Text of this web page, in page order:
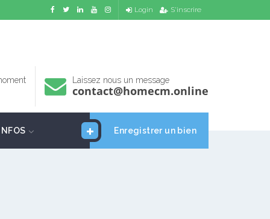
Login S'inscrire
Laissez nous un message
contact@homecm.online
Enregistrer un bien